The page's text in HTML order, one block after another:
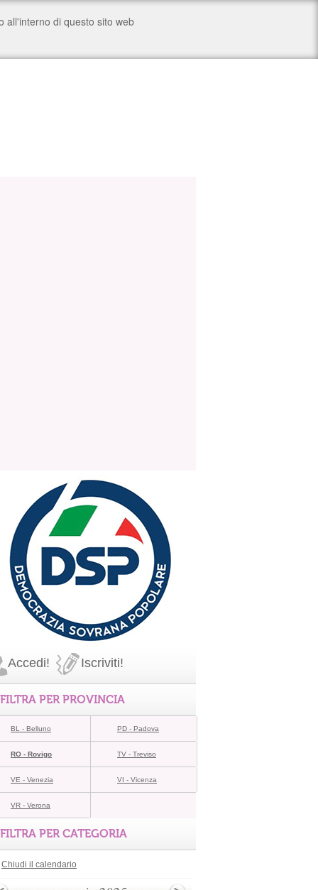
Accedi! Iscriviti!
FILTRA PER PROVINCIA
BL - Belluno PD - Padova
RO - Rovigo TV - Treviso
VE - Venezia VI - Vicenza
VR - Verona
FILTRA PER CATEGORIA
Chiudi il calendario